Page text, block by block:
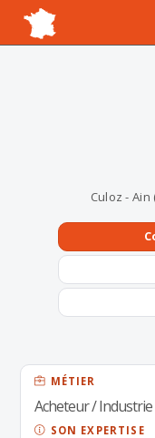
Culoz -
MÉTIER
Acheteur / Industrie
SON EXPERTISE